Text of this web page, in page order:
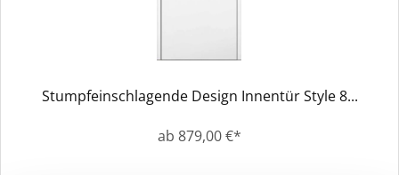
Stumpfeinschlagende Design Innentür Style 8...
ab 879,00 €*